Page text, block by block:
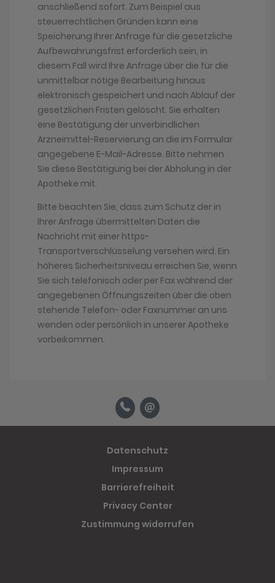
anschließend sofort. Zum Beispiel aus
steuerrechtlichen Gründen kann eine
Speicherung Ihrer Anfrage für die gesetzliche
Aufbewahrungsfrist erforderlich sein, in
diesem Fall wird Ihre Anfrage über die für die
unmittelbar nötige Bearbeitung hinaus
elektronisch gespeichert und nach Ablauf der
gesetzlichen Fristen gelöscht. Sie erhalten
eine Bestätigung der unverbindlichen
Arzneimittel-Reservierung an die im Formular
angegebene E-Mail-Adresse. Bitte nehmen
Sie diese Bestätigung bei der Abholung in der
Apotheke mit.
Bitte beachten Sie, dass zum Schutz der in
Ihrer Anfrage übermittelten Daten die
Nachricht mit einer https-
Transportverschlüsselung versehen wird. Ein
höheres Sicherheitsniveau erreichen Sie, wenn
Sie sich telefonisch oder per Fax während der
angegebenen Öffnungszeiten über die oben
stehende Telefon- oder Faxnummer an uns
wenden oder persönlich in unserer Apotheke
vorbeikommen.
Datenschutz
Impressum
Barrierefreiheit
Privacy Center
Zustimmung widerrufen